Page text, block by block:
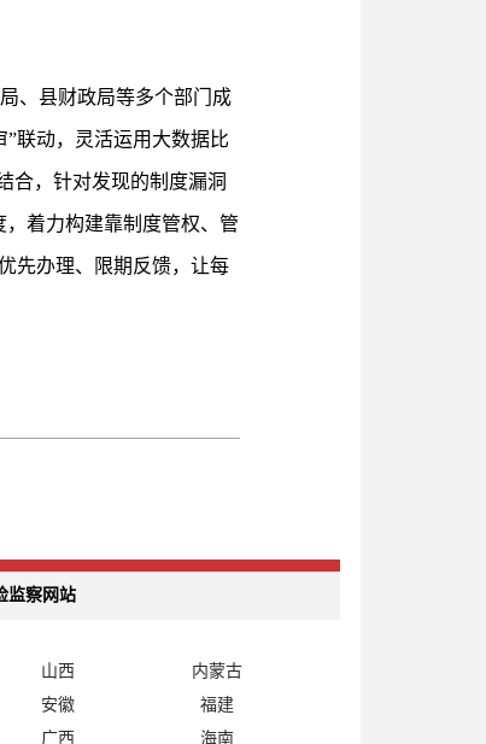
、县财政局等多个部门成
联动，灵活运用大数据比
合，针对发现的制度漏洞
着力构建靠制度管权、管
先办理、限期反馈，让每
监察网站
山西
内蒙古
安徽
福建
广西 海南